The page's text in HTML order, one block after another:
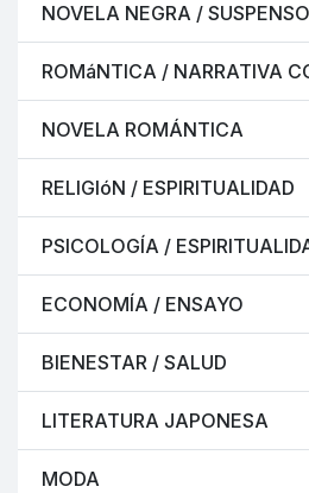
NOVELA NEGRA / SUSPENSO
ROMáNTICA / NARRATIVA
NOVELA ROMÁNTICA
RELIGIóN / ESPIRITUALIDAD
PSICOLOGÍA /
ECONOMÍA / ENSAYO
BIENESTAR / SALUD
LITERATURA JAPONESA
MODA